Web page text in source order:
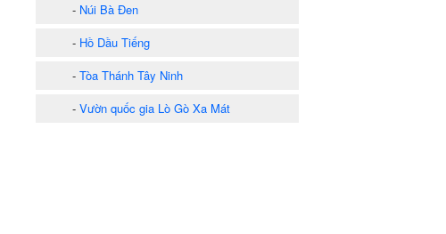
- Núi Bà Đen
- Hồ Dầu Tiếng
- Tòa Thánh Tây Ninh
- Vườn quốc gia Lò Gò Xa Mát